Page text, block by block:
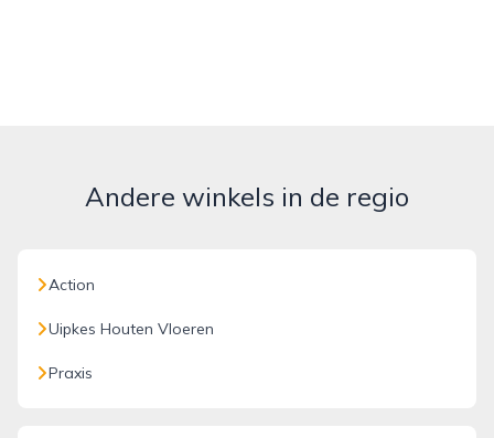
Andere winkels in de regio
Action
Uipkes Houten Vloeren
Praxis